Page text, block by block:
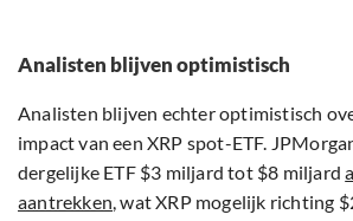
Analisten blijven optimistisch
Analisten blijven echter optimistisch
impact van een XRP spot-ETF.
dergelijke ETF $3 miljard tot $8 miljard
aantrekken, wat XRP mogelijk richting